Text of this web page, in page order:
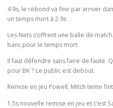
4.9s, le rebond va finir par arriver
un temps mort à 2.9s
Les Nets s’offrent une balle de
banc pour le temps mort.
Il faut défendre sans faire de faute.
pour BK ? Le public est debout.
Remise en jeu Powell, Mitch tente
1.5s nouvelle remise en jeu et c’est